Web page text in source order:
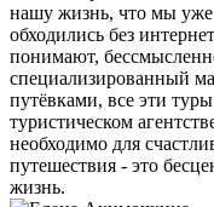
нашу жизнь, что мы
обходились без
понимают,
специализированный
путёвками, все эти
туристическом
необходимо для
путешествия - это
жизнь.